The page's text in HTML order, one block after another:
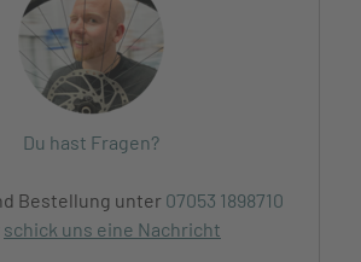
Du hast Fragen?
Bestellung unter 07053 1898710
schick uns eine Nachricht